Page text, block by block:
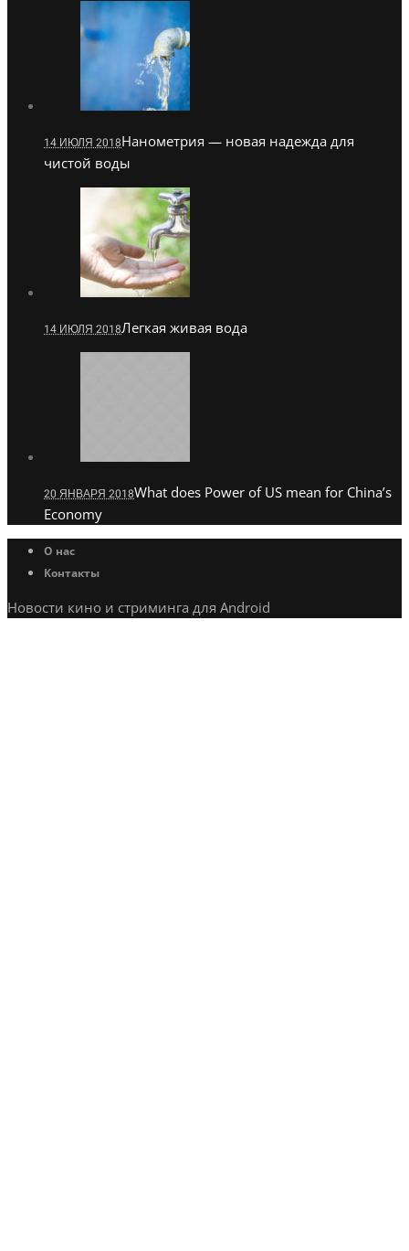
14 ИЮЛЯ 2018Нанометрия — новая надежда для
чистой воды
14 ИЮЛЯ 2018Легкая живая вода
20 ЯНВАРЯ 2018What does Power of US mean for China’s
Economy
О нас
Контакты
Новости кино и стриминга для Android